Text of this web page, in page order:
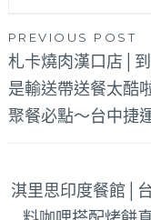
文
章
導
PREVIOUS POST
札卡燒肉漢口店│
是輸送帶送餐太酷
聚餐必點～台中捷
淇里思印度餐館│